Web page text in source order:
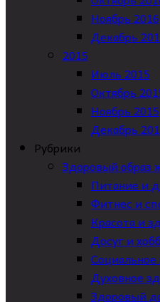
Ноябрь 2016
Декабрь
2015
Июль 2015
Октябрь
Ноябрь 2015
Декабрь
Рубрики
Здоровый образ
Питание и
Фитнес и
Красота и
Досуг и
Социальное
Духовное
Здоровый